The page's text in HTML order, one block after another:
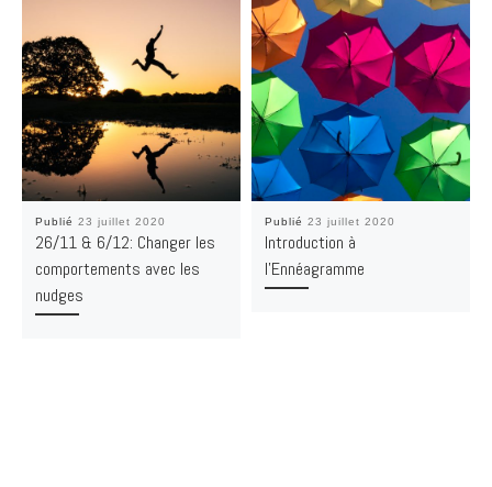
Publié 23 juillet 2020
26/11 & 6/12: Changer les
comportements avec les
nudges
Publié 23 juillet 2020
Introduction à
l’Ennéagramme